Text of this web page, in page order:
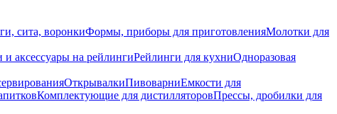
сита, воронкиФормы, приборы для приготовленияМолотки для
и аксессуары на рейлингиРейлинги для кухниОдноразовая
ОткрывалкиПивоварниЕмкости для
Комплектующие для дистилляторовПрессы, дробилки для